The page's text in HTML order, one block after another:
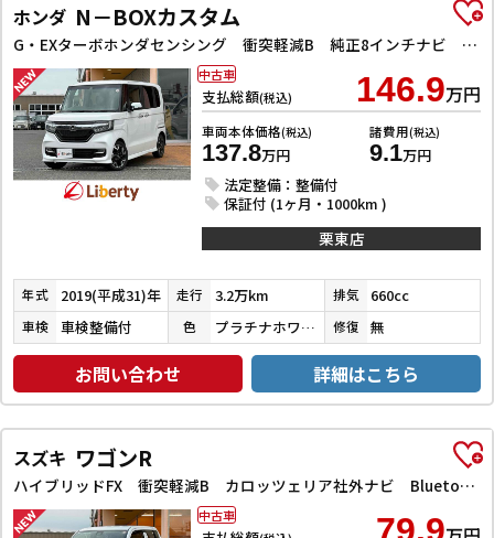
ホンダ N－BOXカスタム
G・EXターボホンダセンシング 衝突軽減B 純正8インチナビ Bluetooth対応 Bカメラ ビルドインETC ハーフレザーシート 両側自動ドア アダプティブクルーズコントロール 革巻きステアリング パドルシフト LEDヘッドライ
支払総額(税込) 146.9万円
車両本体価格(税込)
137.8万円
諸費用(税込)
9.1万円
法定整備：整備付
保証付 (1ヶ月・1000km )
中古車
栗東店
年式 2019(平成31)年 走行 3.2万km 排気 660cc
車検 車検整備付 色 プラチナホワイトパール 修復 無
お問い合わせ 詳細はこちら
スズキ ワゴンR
ハイブリッドFX 衝突軽減B カロッツェリア社外ナビ Bluetooth対応 Bカメラ ETC スマートキー プッシュスタート アイドリングストップ ヘッドアップディスプレイ 運転席シートヒーター 電動格納ミラー
中古車